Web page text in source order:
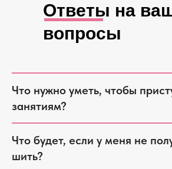
Ответы на
вопросы
Что нужно уметь, чтобы
занятиям?
Что будет, если у меня не
шить?